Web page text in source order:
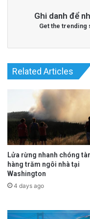
Read More
Ghi danh để
Get the
Related Articles
Lửa rừng nhanh chóng
hàng trăm ngôi nhà tại
Washington
4 days ago